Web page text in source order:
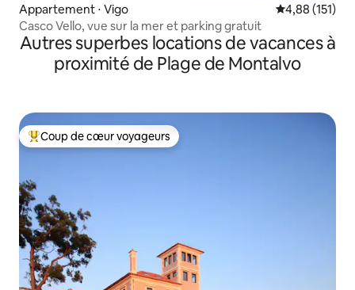
Appartement ⋅ Vigo Évaluation
4,88 (151)
Casco Vello, vue sur la mer et parking gratuit
Autres superbes locations de vacances à
proximité de Plage de Montalvo
Coups de cœur voyageurs les plus appréciés
Coup de cœur voyageurs